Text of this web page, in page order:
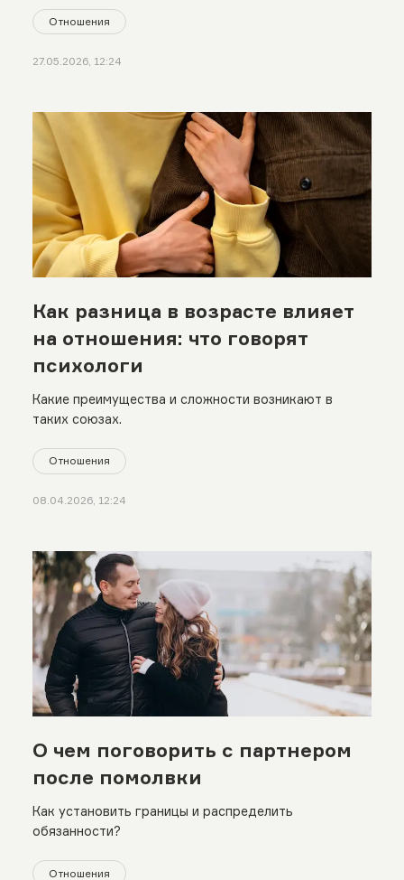
Отношения
27.05.2026, 12:24
Как разница в возрасте влияет
на отношения: что говорят
психологи
Какие преимущества и сложности возникают в
таких союзах.
Отношения
08.04.2026, 12:24
О чем поговорить с партнером
после помолвки
Как установить границы и распределить
обязанности?
Отношения